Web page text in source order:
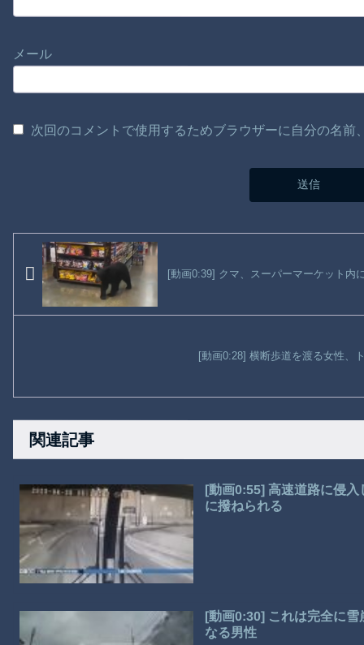
メール
次回のコメントで使用するためブラウザーに自分の名
[動画0:39] クマ、スーパーマーケット内
[動画0:28] 横断歩道を渡る女性、
関連記事
[動画0:55] 高速道路に侵
に撥ねられる
[動画0:30] これは完全に
なる男性